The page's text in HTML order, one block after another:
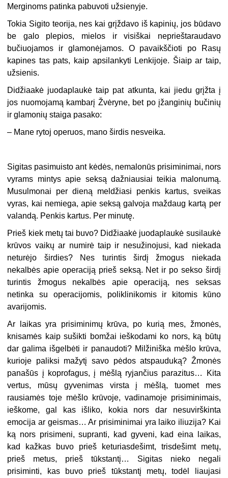
Merginoms patinka pabuvoti užsienyje.
Tokia Sigito teorija, nes kai grįždavo iš kapinių, jos būdavo
be galo plepios, mielos ir visiškai neprieštaraudavo
bučiuojamos ir glamonėjamos. O pavaikščioti po Rasų
kapines tas pats, kaip apsilankyti Lenkijoje. Šiaip ar taip,
užsienis.
Didžiaakė juodaplaukė taip pat atkunta, kai jiedu grįžta į
jos nuomojamą kambarį Žvėryne, bet po įžanginių bučinių
ir glamonių staiga pasako:
– Mane rytoj operuos, mano širdis nesveika.
Sigitas pasimuisto ant kėdės, nemalonūs prisiminimai, nors
vyrams mintys apie seksą dažniausiai teikia malonumą.
Musulmonai per dieną meldžiasi penkis kartus, sveikas
vyras, kai nemiega, apie seksą galvoja maždaug kartą per
valandą. Penkis kartus. Per minutę.
Prieš kiek metų tai buvo? Didžiaakė juodaplaukė susilaukė
krūvos vaikų ar numirė taip ir nesužinojusi, kad niekada
neturėjo širdies? Nes turintis širdį žmogus niekada
nekalbės apie operaciją prieš seksą. Net ir po sekso širdį
turintis žmogus nekalbės apie operaciją, nes seksas
netinka su operacijomis, poliklinikomis ir kitomis kūno
avarijomis.
Ar laikas yra prisiminimų krūva, po kurią mes, žmonės,
knisamės kaip sušikti bomžai ieškodami ko nors, ką būtų
dar galima išgelbėti ir panaudoti? Milžiniška mėšlo krūva,
kurioje paliksi mažytį savo pėdos atspauduką? Žmonės
panašūs į koprofagus, į mėšlą ryjančius parazitus… Kita
vertus, mūsų gyvenimas virsta į mėšlą, tuomet mes
rausiamės toje mėšlo krūvoje, vadinamoje prisiminimais,
ieškome, gal kas išliko, kokia nors dar nesuvirškinta
emocija ar geismas… Ar prisiminimai yra laiko iliuzija? Kai
ką nors prisimeni, supranti, kad gyveni, kad eina laikas,
kad kažkas buvo prieš keturiasdešimt, trisdešimt metų,
prieš metus, prieš tūkstantį… Sigitas nieko negali
prisiminti, kas buvo prieš tūkstantį metų, todėl liaujasi